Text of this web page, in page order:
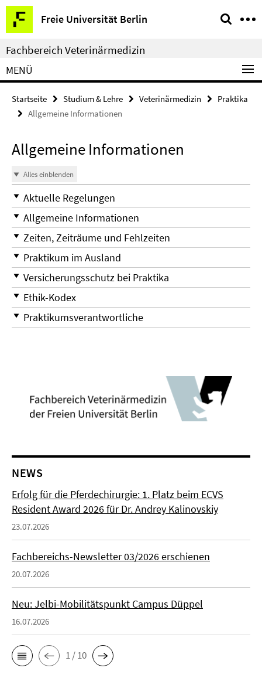
Springe
direkt
zu
Inhalt
Freie Universität Berlin
Service-
Navigation
Fachbereich Veterinärmedizin
MENÜ
Startseite Studium & Lehre Veterinärmedizin
Praktika
Allgemeine Informationen
Allgemeine Informationen
Alles einblenden
Aktuelle Regelungen
Allgemeine Informationen
Zeiten, Zeiträume und Fehlzeiten
Praktikum im Ausland
Versicherungsschutz bei Praktika
Ethik-Kodex
Praktikumsverantwortliche
NEWS
Erfolg für die Pferdechirurgie: 1. Platz beim ECVS
Resident Award 2026 für Dr. Andrey Kalinovskiy
23.07.2026
Fachbereichs-Newsletter 03/2026 erschienen
20.07.2026
Neu: Jelbi-Mobilitätspunkt Campus Düppel
16.07.2026
1 / 10